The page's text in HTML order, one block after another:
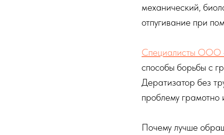
механический,
отпугивание при
Специалисты ООО
способы борьбы с
Дератизатор без
проблему
Почему лучше